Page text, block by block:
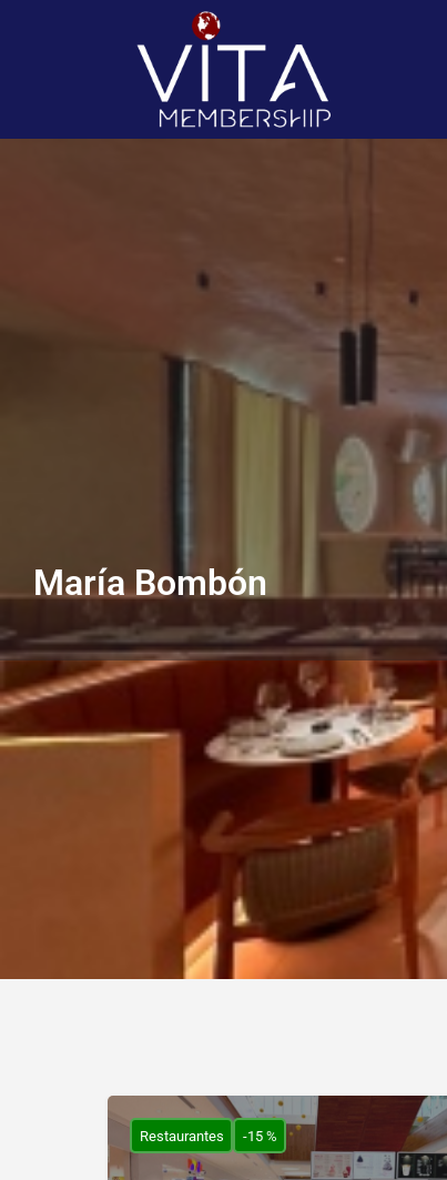
María Bombón
Subcategorías
Restaurantes
Restaurantes -15 %